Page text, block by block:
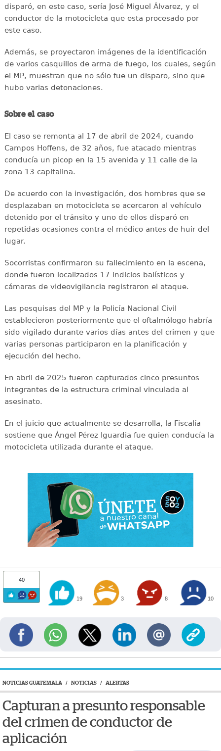
disparó, en este caso, sería José Miguel Álvarez, y el
conductor de la motocicleta que esta procesado por
este caso.
Además, se proyectaron imágenes de la identificación
de varios casquillos de arma de fuego, los cuales, según
el MP, muestran que no sólo fue un disparo, sino que
hubo varias detonaciones.
Sobre el caso
El caso se remonta al 17 de abril de 2024, cuando
Campos Hoffens, de 32 años, fue atacado mientras
conducía un picop en la 15 avenida y 11 calle de la
zona 13 capitalina.
De acuerdo con la investigación, dos hombres que se
desplazaban en motocicleta se acercaron al vehículo
detenido por el tránsito y uno de ellos disparó en
repetidas ocasiones contra el médico antes de huir del
lugar.
Socorristas confirmaron su fallecimiento en la escena,
donde fueron localizados 17 indicios balísticos y
cámaras de videovigilancia registraron el ataque.
Las pesquisas del MP y la Policía Nacional Civil
establecieron posteriormente que el oftalmólogo habría
sido vigilado durante varios días antes del crimen y que
varias personas participaron en la planificación y
ejecución del hecho.
En abril de 2025 fueron capturados cinco presuntos
integrantes de la estructura criminal vinculada al
asesinato.
En el juicio que actualmente se desarrolla, la Fiscalía
sostiene que Ángel Pérez Iguardia fue quien conducía la
motocicleta utilizada durante el ataque.
40
19 3 8 10
NOTICIAS GUATEMALA / NOTICIAS / ALERTAS
Capturan a presunto responsable
del crimen de conductor de
aplicación